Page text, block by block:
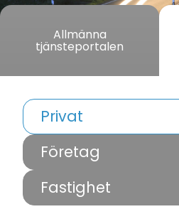
Allmänna
tjänsteportalen
Privat
Företag
Fastighet